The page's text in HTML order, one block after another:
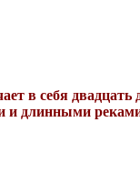
в себя двадцать
и длинными